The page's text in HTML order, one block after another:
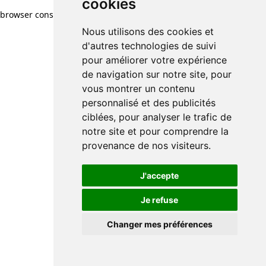
cookies
Nous utilisons des cookies et
d'autres technologies de suivi
pour améliorer votre expérience
de navigation sur notre site, pour
vous montrer un contenu
personnalisé et des publicités
ciblées, pour analyser le trafic de
notre site et pour comprendre la
provenance de nos visiteurs.
J'accepte
Je refuse
Changer mes préférences
browser console for more information)